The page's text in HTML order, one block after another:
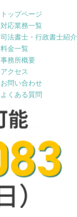
トップページ
対応業務一覧
司法書士・行政書士紹介
料金一覧
事務所概要
アクセス
お問い合わせ
よくある質問